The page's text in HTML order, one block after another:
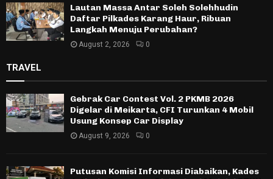
Lautan Massa Antar Soleh Solehhudin
Daftar Pilkades Karang Haur, Ribuan
Langkah Menuju Perubahan?
August 2, 2026 0
TRAVEL
Gebrak Car Contest Vol. 2 PKMB 2026
Digelar di Meikarta, CFI Turunkan 4 Mobil
Usung Konsep Car Display
August 9, 2026 0
Putusan Komisi Informasi Diabaikan, Kades